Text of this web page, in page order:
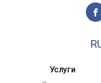
Услуги